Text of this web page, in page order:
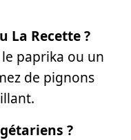
La Recette ?
paprika ou un
de pignons
?